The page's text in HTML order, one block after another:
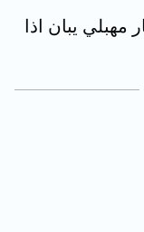
يبان اذا